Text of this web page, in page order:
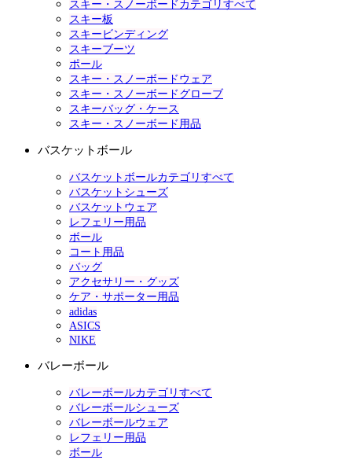
スキー・スノーボードカテゴリすべて
スキー板
スキービンディング
スキーブーツ
ポール
スキー・スノーボードウェア
スキー・スノーボードグローブ
スキーバッグ・ケース
スキー・スノーボード用品
バスケットボール
バスケットボールカテゴリすべて
バスケットシューズ
バスケットウェア
レフェリー用品
ボール
コート用品
バッグ
アクセサリー・グッズ
ケア・サポーター用品
adidas
ASICS
NIKE
バレーボール
バレーボールカテゴリすべて
バレーボールシューズ
バレーボールウェア
レフェリー用品
ボール